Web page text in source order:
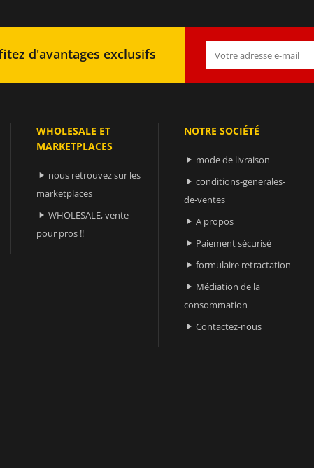
d'avantages exclusifs
WHOLESALE ET
MARKETPLACES
 nous retrouvez sur les
marketplaces
 WHOLESALE, vente
pour pros !!
NOTRE SOCIÉTÉ
 mode de livraison
 conditions-generales-
de-ventes
 A propos
 Paiement sécurisé
 formulaire retractation
 Médiation de la
consommation
 Contactez-nous